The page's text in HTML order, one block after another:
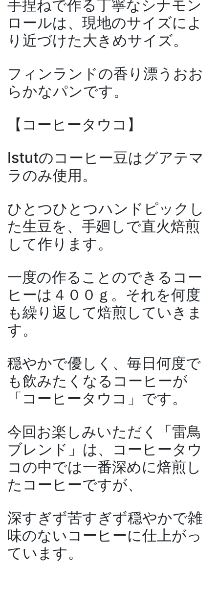
手捏ねで作る丁寧なシナモン
ロールは、現地のサイズによ
り近づけた大きめサイズ。
フィンランドの香り漂うおお
らかなパンです。
【コーヒータウコ】
Istutのコーヒー豆はグアテマ
ラのみ使用。
ひとつひとつハンドピックし
た生豆を、手廻しで直火焙煎
して作ります。
一度の作ることのできるコー
ヒーは４００ｇ。それを何度
も繰り返して焙煎していきま
す。
穏やかで優しく、毎日何度で
も飲みたくなるコーヒーが
「コーヒータウコ」です。
今回お楽しみいただく「雷鳥
ブレンド」は、コーヒータウ
コの中では一番深めに焙煎し
たコーヒーですが、
深すぎず苦すぎず穏やかで雑
味のないコーヒーに仕上がっ
ています。